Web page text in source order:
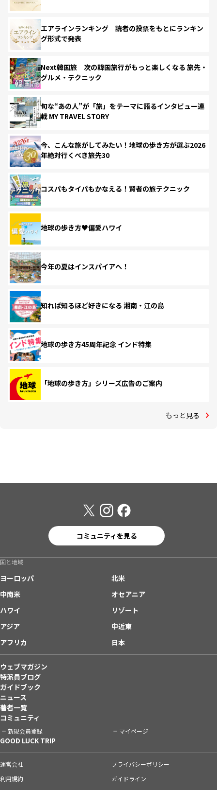
エアラインランキング 読者の投票をもとにランキン
グ形式で発表
Next韓国旅 次の韓国旅行がもっと楽しくなる 旅先・
グルメ・テクニック
旬な“あの人”が「旅」をテーマに語るインタビュー連
載 MY TRAVEL STORY
今、こんな旅がしてみたい！地球の歩き方が選ぶ2026
年絶対行くべき旅先30
コスパもタイパもかなえる！賢者の旅テクニック
地球の歩き方♥偏愛ハワイ
今年の夏はインスパイアへ！
知れば知るほど好きになる 湘南・江の島
地球の歩き方45周年記念 インド特集
「地球の歩き方」シリーズ広告のご案内
もっと見る
コミュニティを見る
国と地域
ヨーロッパ
北米
中南米
オセアニア
ハワイ
リゾート
アジア
中近東
アフリカ
日本
ウェブマガジン
特派員ブログ
ガイドブック
ニュース
著者一覧
コミュニティ
新規会員登録 マイページ
GOOD LUCK TRIP
運営会社
プライバシーポリシー
利用規約
ガイドライン